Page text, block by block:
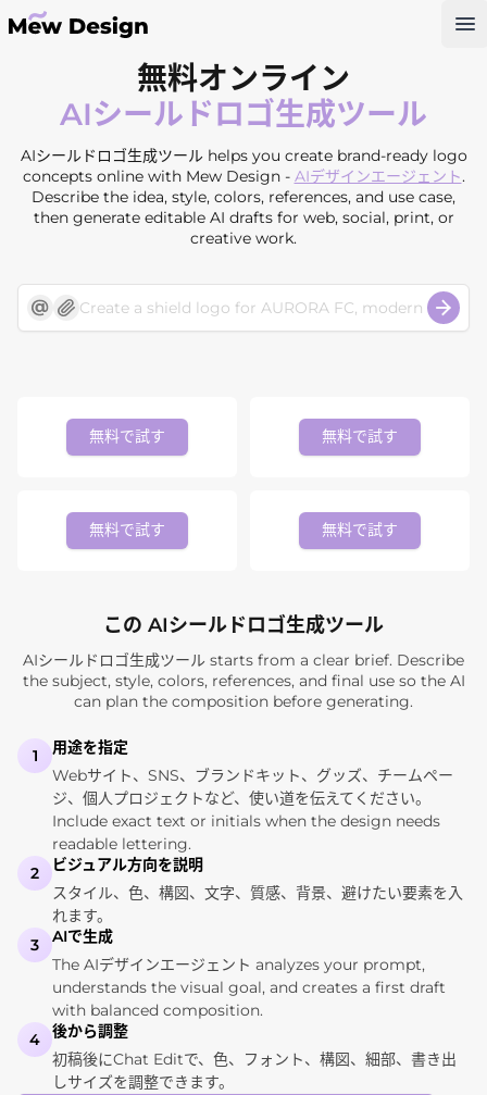
無料オンライン
AIシールドロゴ生成ツール
AIシールドロゴ生成ツール helps you create brand-ready logo
concepts online with Mew Design - AIデザインエージェント.
Describe the idea, style, colors, references, and use case,
then generate editable AI drafts for web, social, print, or
creative work.
無料で試す 無料で試す
無料で試す 無料で試す
この AIシールドロゴ生成ツール
AIシールドロゴ生成ツール starts from a clear brief. Describe
the subject, style, colors, references, and final use so the AI
can plan the composition before generating.
1
用途を指定
Webサイト、SNS、ブランドキット、グッズ、チームペー
ジ、個人プロジェクトなど、使い道を伝えてください。
Include exact text or initials when the design needs
readable lettering.
2
ビジュアル方向を説明
スタイル、色、構図、文字、質感、背景、避けたい要素を入
れます。
3
AIで生成
The AIデザインエージェント analyzes your prompt,
understands the visual goal, and creates a first draft
with balanced composition.
4
後から調整
初稿後にChat Editで、色、フォント、構図、細部、書き出
しサイズを調整できます。